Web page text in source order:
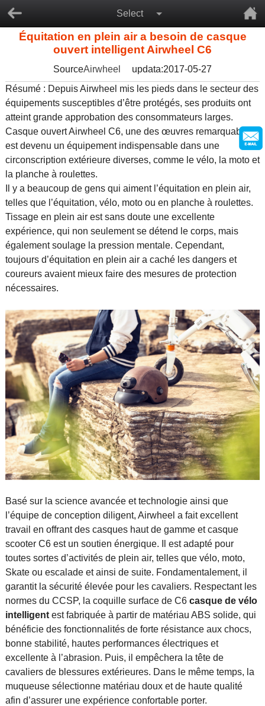
Select
Équitation en plein air a besoin de casque
ouvert intelligent Airwheel C6
SourceAirwheel
updata:2017-05-27
Résumé : Depuis Airwheel mis les pieds dans le secteur des
équipements susceptibles d’être protégés, ses produits ont
atteint grande approbation des consommateurs larges.
Casque ouvert Airwheel C6, une des œuvres remarquables,
est devenu un équipement indispensable dans une
circonscription extérieure diverses, comme le vélo, la moto et
la planche à roulettes.
Il y a beaucoup de gens qui aiment l’équitation en plein air,
telles que l’équitation, vélo, moto ou en planche à roulettes.
Tissage en plein air est sans doute une excellente
expérience, qui non seulement se détend le corps, mais
également soulage la pression mentale. Cependant,
toujours d’équitation en plein air a caché les dangers et
coureurs avaient mieux faire des mesures de protection
nécessaires.
Basé sur la science avancée et technologie ainsi que
l’équipe de conception diligent, Airwheel a fait excellent
travail en offrant des casques haut de gamme et casque
scooter C6 est un soutien énergique. Il est adapté pour
toutes sortes d’activités de plein air, telles que vélo, moto,
Skate ou escalade et ainsi de suite. Fondamentalement, il
garantit la sécurité élevée pour les cavaliers. Respectant les
normes du CCSP, la coquille surface de C6 casque de vélo
intelligentest fabriquée à partir de matériau ABS solide, qui
bénéficie des fonctionnalités de forte résistance aux chocs,
bonne stabilité, hautes performances électriques et
excellente à l’abrasion. Puis, il empêchera la tête de
cavaliers de blessures extérieures. Dans le même temps, la
muqueuse sélectionne matériau doux et de haute qualité
afin d’assurer une expérience confortable porter.